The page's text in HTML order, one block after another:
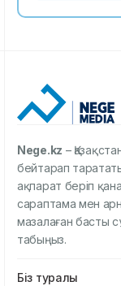
Nege.kz –
бейтарап
ақпарат беріп
сараптама мен
мазалаған басты
табыңыз.
Біз туралы